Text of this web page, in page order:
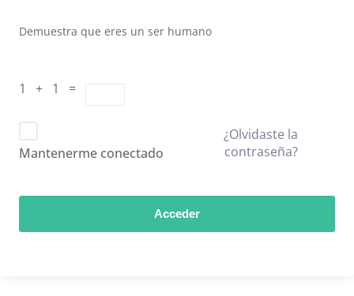
Demuestra que eres un ser humano
1 + 1 =
Mantenerme conectado
¿Olvidaste la
contraseña?
Acceder